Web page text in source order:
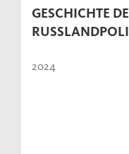
GESCHICHTE
2024